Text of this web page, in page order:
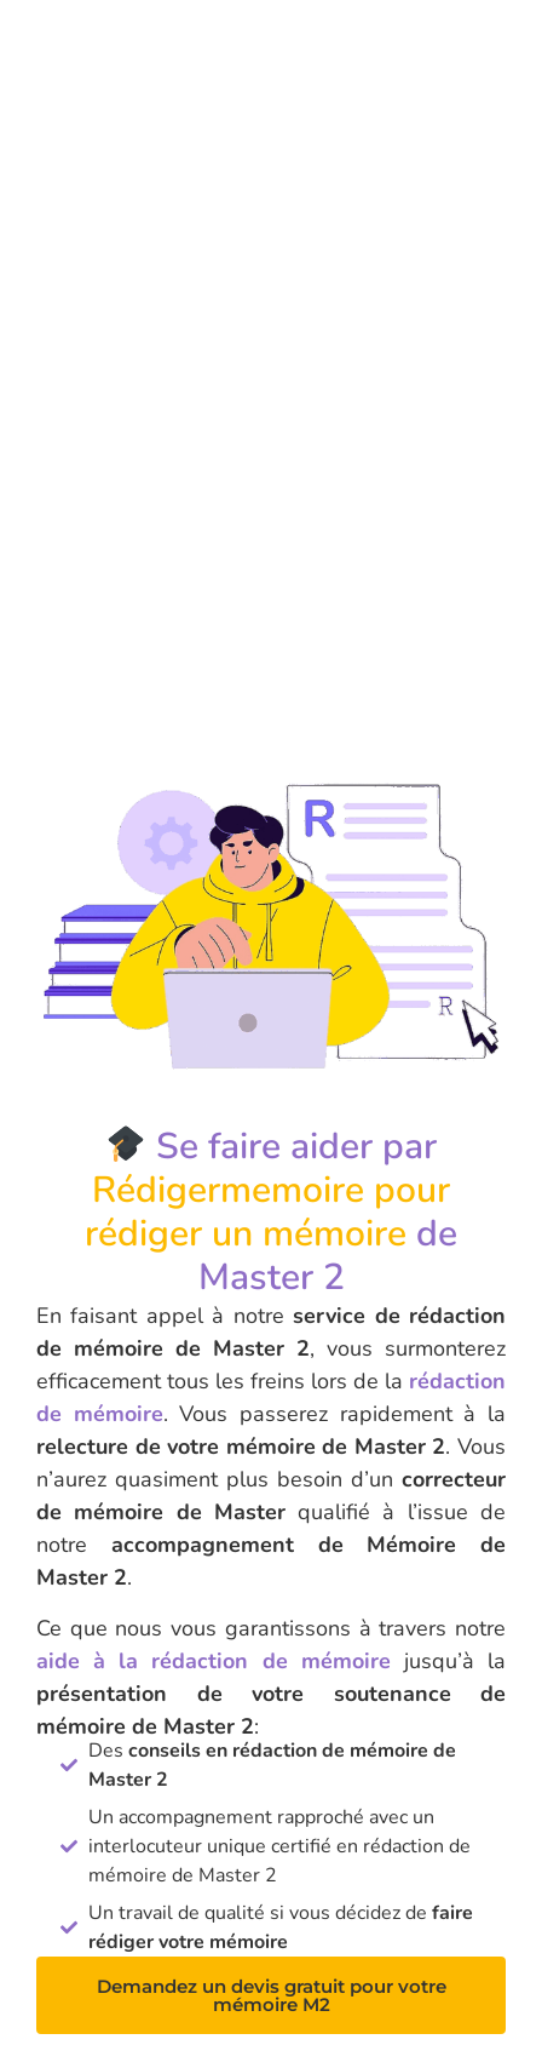
Se faire aider par
Rédigermemoire pour
rédiger un mémoire de
Master 2
En faisant appel à notreservice de rédaction
de mémoire de Master 2, vous surmonterez
efficacement tous les freins lors de la rédaction
de mémoire. Vous passerez rapidement à la
relecture de votre mémoire de Master 2. Vous
n’aurez quasiment plus besoin d’un correcteur
de mémoire de Masterqualifié à l’issue de
notre accompagnement de Mémoire de
Master 2.
Ce que nous vous garantissons à travers notre
aide à la rédaction de mémoire jusqu’à la
présentation de votre soutenance de
mémoire de Master 2:
Des conseils en rédaction de mémoire de
Master 2
Un accompagnement rapproché avec un
interlocuteur unique certifié en rédaction de
mémoire de Master 2
Un travail de qualité si vous décidez de faire
rédiger votre mémoire
Demandez un devis gratuit pour votre
mémoire M2